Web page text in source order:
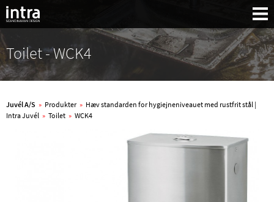
Toilet - WCK4
Juvél A/S » Produkter » Hæv standarden for hygiejneniveauet med rustfrit stål |
Intra Juvél » Toilet » WCK4